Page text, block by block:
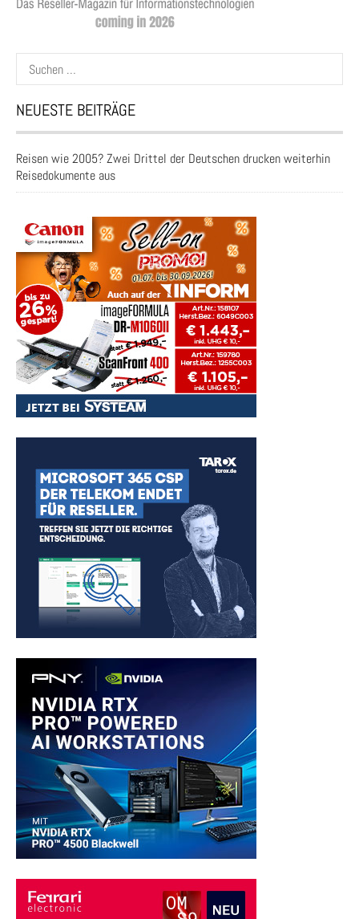
Suchen
nach:
NEUESTE BEITRÄGE
Reisen wie 2005? Zwei Drittel der Deutschen drucken weiterhin
Reisedokumente aus